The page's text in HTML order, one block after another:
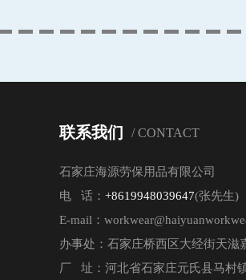
联系我们 / CONTACT
石家庄海源劳保用品有限公司
电 话： +8619948039647(张先生)
E-mail：
办事处：石家庄桥西区大经街天滋
厂 址：河北省石家庄元氏县马村